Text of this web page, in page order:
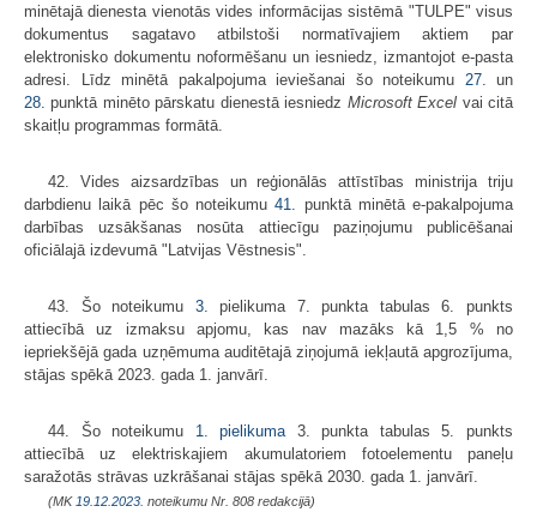
minētajā dienesta vienotās vides informācijas sistēmā "TULPE" visus
dokumentus sagatavo atbilstoši normatīvajiem aktiem par
elektronisko dokumentu noformēšanu un iesniedz, izmantojot e-pasta
adresi. Līdz minētā pakalpojuma ieviešanai šo noteikumu 27. un
28. punktā minēto pārskatu dienestā iesniedz Microsoft Excel vai citā
skaitļu programmas formātā.
42. Vides aizsardzības un reģionālās attīstības ministrija triju
darbdienu laikā pēc šo noteikumu41.
punktā minētā e-pakalpojuma
darbības uzsākšanas nosūta attiecīgu paziņojumu publicēšanai
oficiālajā izdevumā "Latvijas Vēstnesis".
43. Šo noteikumu 3.
pielikuma 7. punkta tabulas 6. punkts
attiecībā uz izmaksu apjomu, kas nav mazāks kā 1,5 % no
iepriekšējā gada uzņēmuma auditētajā ziņojumā iekļautā apgrozījuma,
stājas spēkā 2023. gada 1. janvārī.
44. Šo noteikumu 1. pielikuma 3. punkta tabulas 5. punkts
attiecībā uz elektriskajiem akumulatoriem fotoelementu paneļu
saražotās strāvas uzkrāšanai stājas spēkā 2030. gada 1. janvārī.
(MK 19.12.2023. noteikumu Nr. 808 redakcijā)